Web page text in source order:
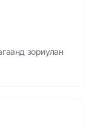
зориулан